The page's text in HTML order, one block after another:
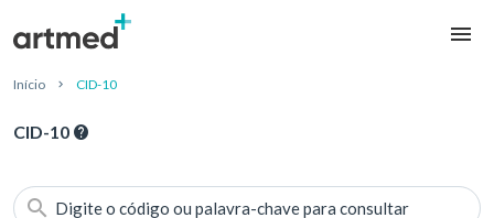
Início CID-10
CID-10
Digite o código ou palavra-chave para consultar